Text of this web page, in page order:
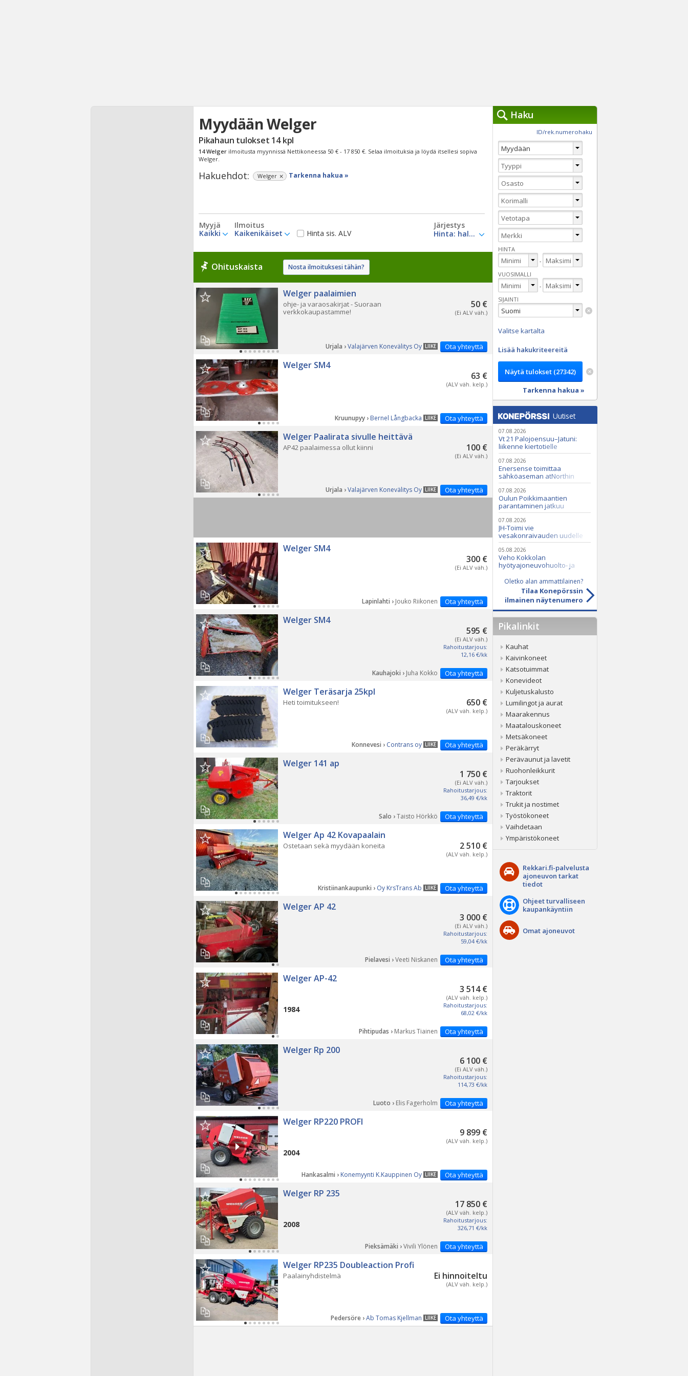
Myydään Welger
Pikahaun tulokset 14kpl
14Welger ilmoitusta myynnissä Nettikoneessa 50 € - 17 850 €. Selaa ilmoituksia ja löydä itsellesi sopiva
Welger.
Hakuehdot: Welger Tarkenna hakua »
Myyjä
Kaikki
Ilmoitus
Kaikenikäiset
Hinta sis. ALV
Järjestys
Ohituskaista Nosta ilmoituksesi tähän?
Welger paalaimien
50 €
(Ei ALV väh.)
ohje- ja varaosakirjat - Suoraan
verkkokaupastamme!
Ota yhteyttä
LIIKE
Urjala ›Valajärven Konevälitys Oy
Welger SM4
63 €
(ALV väh. kelp.)
Ota yhteyttä
LIIKE
Kruunupyy › Bernel Långbacka
Welger Paalirata sivulle heittävä
100 €
(Ei ALV väh.)
AP42 paalaimessa ollut kiinni
Ota yhteyttä
LIIKE
Urjala ›Valajärven Konevälitys Oy
Welger SM4
300 €
(Ei ALV väh.)
Ota yhteyttä
Lapinlahti › Jouko Riikonen
Welger SM4
595 €
(Ei ALV väh.)
Rahoitustarjous:
12,16 €/kk
Ota yhteyttä
Kauhajoki › Juha Kokko
Welger Teräsarja 25kpl
650 €
(ALV väh. kelp.)
Heti toimitukseen!
Ota yhteyttä
LIIKE
Konnevesi › Contrans oy
Welger 141 ap
1 750 €
(Ei ALV väh.)
Rahoitustarjous:
36,49 €/kk
Ota yhteyttä
Salo ›Taisto Hörkkö
Welger Ap 42 Kovapaalain
2 510 €
(ALV väh. kelp.)
Ostetaan sekä myydään koneita
Ota yhteyttä
LIIKE
Kristiinankaupunki › Oy KrsTrans Ab
Welger AP 42
3 000 €
(Ei ALV väh.)
Rahoitustarjous:
59,04 €/kk
Ota yhteyttä
Pielavesi ›Veeti Niskanen
Welger AP-42
3 514 €
(ALV väh. kelp.)
Rahoitustarjous:
68,02 €/kk
1984
Ota yhteyttä
Pihtipudas › Markus Tiainen
Welger Rp 200
6 100 €
(Ei ALV väh.)
Rahoitustarjous:
114,73 €/kk
Ota yhteyttä
Luoto › Elis Fagerholm
Welger RP220 PROFI
9 899 €
(ALV väh. kelp.)
2004
Ota yhteyttä
LIIKE
Hankasalmi › Konemyynti K.Kauppinen Oy
Welger RP 235
17 850 €
(ALV väh. kelp.)
Rahoitustarjous:
326,71 €/kk
2008
Ota yhteyttä
Pieksämäki ›Vivili Ylönen
Welger RP235 Doubleaction Profi
Ei hinnoiteltu
(ALV väh. kelp.)
Paalainyhdistelmä
Ota yhteyttä
LIIKE
Pedersöre ›Ab Tomas Kjellman
Haku
Tyhjennä haut
ID/rek.numerohaku
HINTA
-
VUOSIMALLI
-
SIJAINTI
Valitse kartalta
Lisää hakukriteereitä
Tarkenna hakua »
Uutiset
07.08.2026
Vt 21 Palojoensuu–Jatuni:
liikenne kiertotielle
Nunasjoen silloilla
07.08.2026
Enersense toimittaa
sähköaseman atNorthin
datakeskukseen
07.08.2026
Oulun Poikkimaantien
parantaminen jatkuu
07.08.2026
JH-Toimi vie
vesakonraivauden uudelle
tasolle Casen ja Seppi-
murskaimen avulla
05.08.2026
Veho Kokkolan
hyötyajoneuvohuolto- ja
Oy:lle lokakuussa
Oletko alan ammattilainen?
Tilaa Konepörssin
ilmainen näytenumero
Pikalinkit
Kauhat
Kaivinkoneet
Katsotuimmat
Konevideot
Kuljetuskalusto
Lumilingot ja aurat
Maarakennus
Maatalouskoneet
Metsäkoneet
Peräkärryt
Perävaunut ja lavetit
Ruohonleikkurit
Tarjoukset
Traktorit
Trukit ja nostimet
Työstökoneet
Vaihdetaan
Ympäristökoneet
Rekkari.fi-palvelusta
ajoneuvon tarkat
tiedot
Ohjeet turvalliseen
kaupankäyntiin
Omat ajoneuvot